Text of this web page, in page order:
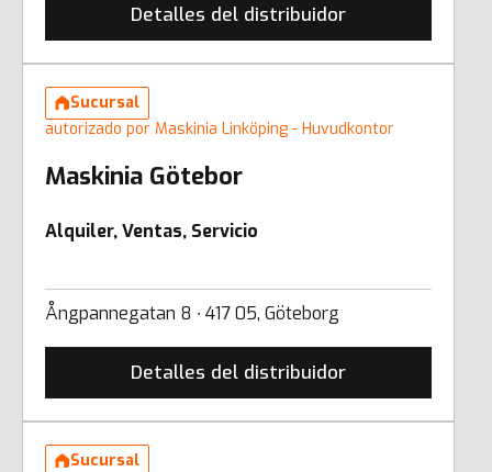
Detalles del distribuidor
Sucursal
autorizado por Maskinia Linköping - Huvudkontor
Maskinia Götebor
Alquiler, Ventas, Servicio
Ångpannegatan 8 ∙ 417 05, Göteborg
Detalles del distribuidor
Sucursal